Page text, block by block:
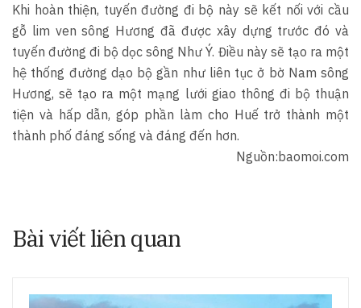
Khi hoàn thiện, tuyến đường đi bộ này sẽ kết nối với cầu
gỗ lim ven sông Hương đã được xây dựng trước đó và
tuyến đường đi bộ dọc sông Như Ý. Điều này sẽ tạo ra một
hệ thống đường dạo bộ gần như liên tục ở bờ Nam sông
Hương, sẽ tạo ra một mạng lưới giao thông đi bộ thuận
tiện và hấp dẫn, góp phần làm cho Huế trở thành một
thành phố đáng sống và đáng đến hơn.
Nguồn:baomoi.com
Bài viết liên quan